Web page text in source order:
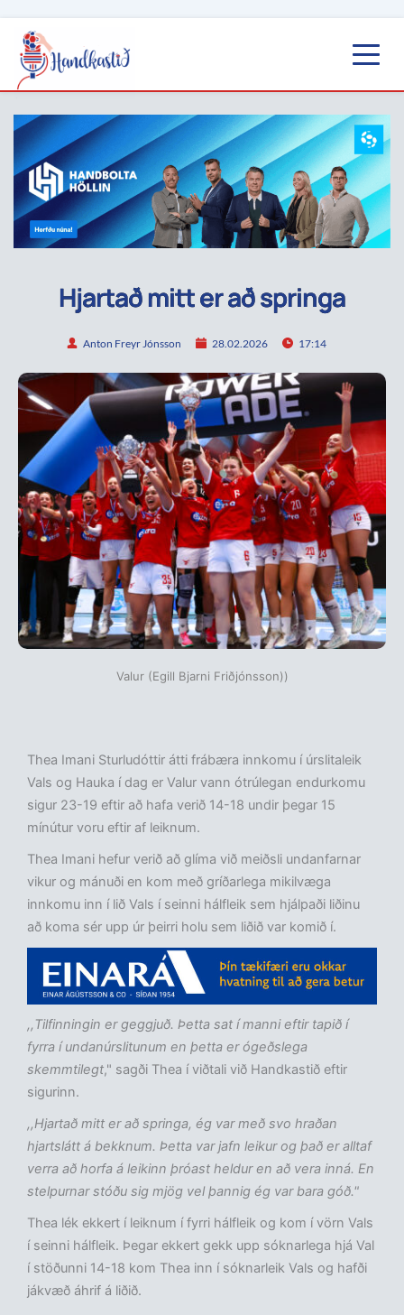
Hjartað mitt er að springa
Anton Freyr Jónsson 28.02.2026 17:14
Valur (Egill Bjarni Friðjónsson))
Thea Imani Sturludóttir átti frábæra innkomu í úrslitaleik
Vals og Hauka í dag er Valur vann ótrúlegan endurkomu
sigur 23-19 eftir að hafa verið 14-18 undir þegar 15
mínútur voru eftir af leiknum.
Thea Imani hefur verið að glíma við meiðsli undanfarnar
vikur og mánuði en kom með gríðarlega mikilvæga
innkomu inn í lið Vals í seinni hálfleik sem hjálpaði liðinu
að koma sér upp úr þeirri holu sem liðið var komið í.
,,Tilfinningin er geggjuð. Þetta sat í manni eftir tapið í
fyrra í undanúrslitunum en þetta er ógeðslega
skemmtilegt," sagði Thea í viðtali við Handkastið eftir
sigurinn.
,,Hjartað mitt er að springa, ég var með svo hraðan
hjartslátt á bekknum. Þetta var jafn leikur og það er alltaf
verra að horfa á leikinn þróast heldur en að vera inná. En
stelpurnar stóðu sig mjög vel þannig ég var bara góð."
Thea lék ekkert í leiknum í fyrri hálfleik og kom í vörn Vals
í seinni hálfleik. Þegar ekkert gekk upp sóknarlega hjá Val
í stöðunni 14-18 kom Thea inn í sóknarleik Vals og hafði
jákvæð áhrif á liðið.